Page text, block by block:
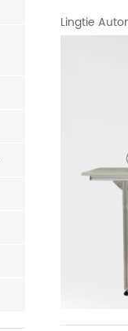
Lingtie